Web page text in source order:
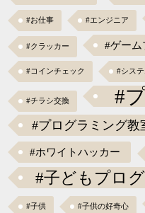
#お仕事 #エンジニア
#クラッカー #ゲーム
#コインチェック #シス
#チラシ交換 #
#プログラミング教
#ホワイトハッカー
#子どもプロ
#子供 #子供の好奇心